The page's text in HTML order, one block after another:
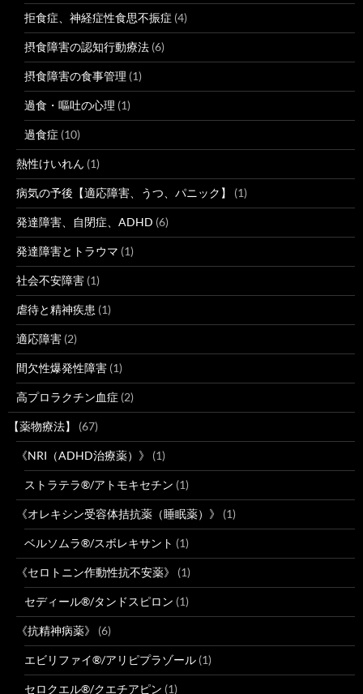
拒食症、神経症性食思不振症 (4)
摂食障害の認知行動療法 (6)
摂食障害の食事管理 (1)
過食・嘔吐の心理 (1)
過食症 (10)
熱性けいれん (1)
病気の予後【適応障害、うつ、パニック】 (1)
発達障害、自閉症、ADHD (6)
発達障害とトラウマ (1)
社会不安障害 (1)
虐待と精神疾患 (1)
適応障害 (2)
間欠性爆発性障害 (1)
高プロラクチン血症 (2)
【薬物療法】 (67)
《NRI（ADHD治療薬）》 (1)
ストラテラ®/アトモキセチン (1)
《オレキシン受容体拮抗薬（睡眠薬）》 (1)
ベルソムラ®/スボレキサント (1)
《セロトニン作動性抗不安薬》 (1)
セディール®/タンドスピロン (1)
《抗精神病薬》 (6)
エビリファイ®/アリピプラゾール (1)
セロクエル®/クエチアピン (1)